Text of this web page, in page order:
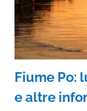
Fiume Po:
e altre